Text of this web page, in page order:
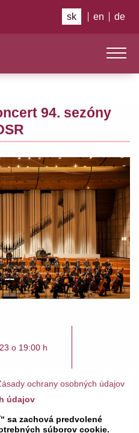
ochrany osobných údajov
údajov
sa zachová predvolené
súborov cookie.
sk en de
94. sezóny
o 19:00 h